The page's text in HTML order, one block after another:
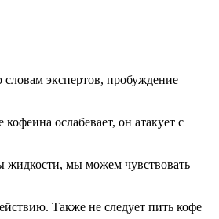
экспертов, пробуждение
ослабевает, он атакует с
жидкости, мы можем чувствовать
Также не следует пить кофе